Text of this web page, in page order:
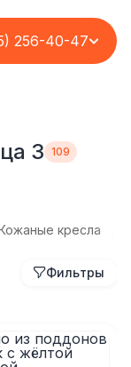
256-40-47
3
кресла
Фильтры